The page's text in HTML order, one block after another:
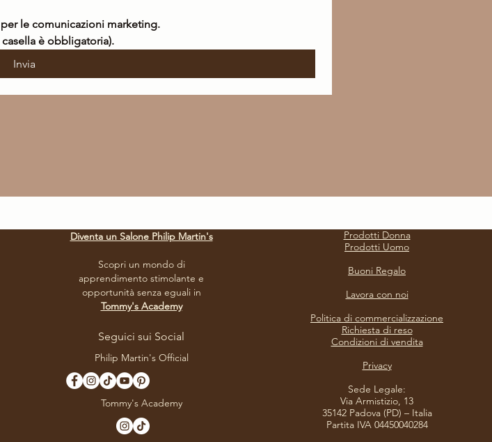
è obbligatoria).
Invia
Diventa un Salone Philip Martin's
Scopri un mondo di
apprendimento stimolante e
opportunità senza eguali in
Tommy's Academy
Seguici sui Social
Philip Martin's Official
Tommy's Academy
Prodotti Donna
Prodotti Uomo
Buoni Regalo
Lavora con noi
Politica di commercializzazione
Richiesta di reso
Condizioni di vendita
Privacy​
Sede Legale:
Via Armistizio, 13
35142 Padova (PD) – Italia
Partita IVA 04450040284